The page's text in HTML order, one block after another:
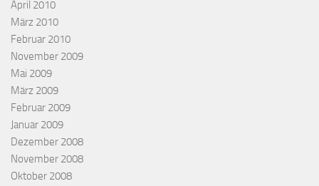
April 2010
März 2010
Februar 2010
November 2009
Mai 2009
März 2009
Februar 2009
Januar 2009
Dezember 2008
November 2008
Oktober 2008